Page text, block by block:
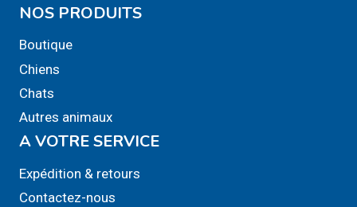
NOS PRODUITS
Boutique
Chiens
Chats
Autres animaux
A VOTRE SERVICE
Expédition & retours
Contactez-nous